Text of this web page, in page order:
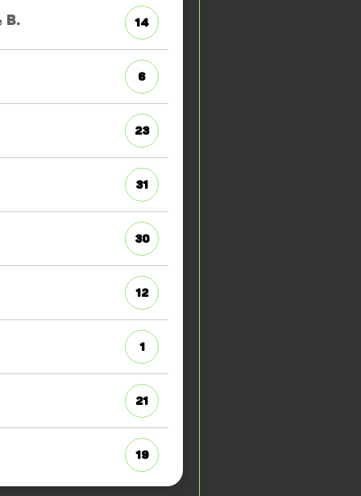
B. 14
6
23
31
30
12
1
21
19